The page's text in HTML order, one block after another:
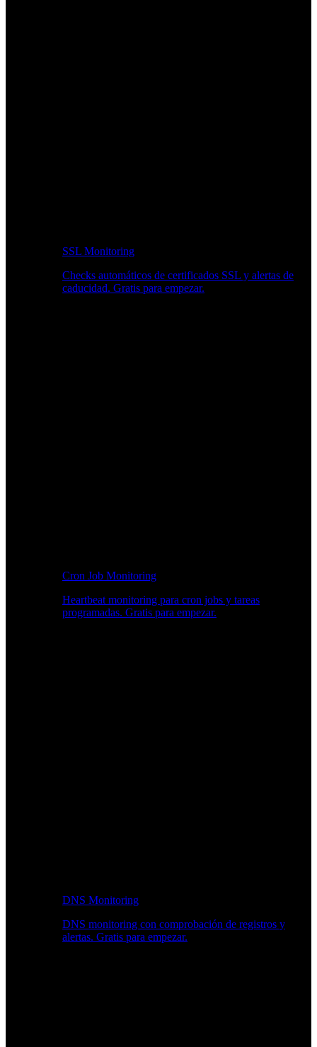
SSL Monitoring
Checks automáticos de certificados SSL y alertas de
caducidad. Gratis para empezar.
Cron Job Monitoring
Heartbeat monitoring para cron jobs y tareas
programadas. Gratis para empezar.
DNS Monitoring
DNS monitoring con comprobación de registros y
alertas. Gratis para empezar.